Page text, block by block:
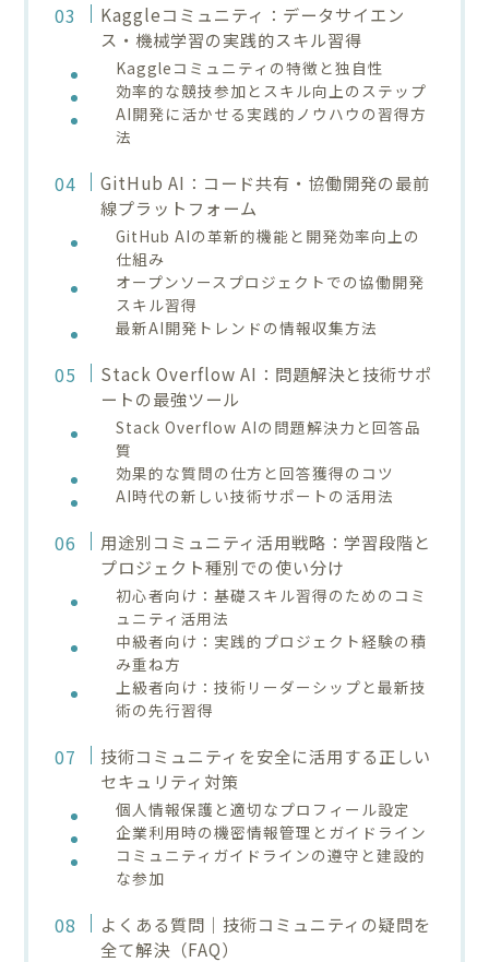
Kaggleコミュニティ：データサイエン
ス・機械学習の実践的スキル習得
Kaggleコミュニティの特徴と独自性
効率的な競技参加とスキル向上のステップ
AI開発に活かせる実践的ノウハウの習得方
法
GitHub AI：コード共有・協働開発の最前
線プラットフォーム
GitHub AIの革新的機能と開発効率向上の
仕組み
オープンソースプロジェクトでの協働開発
スキル習得
最新AI開発トレンドの情報収集方法
Stack Overflow AI：問題解決と技術サポ
ートの最強ツール
Stack Overflow AIの問題解決力と回答品
質
効果的な質問の仕方と回答獲得のコツ
AI時代の新しい技術サポートの活用法
用途別コミュニティ活用戦略：学習段階と
プロジェクト種別での使い分け
初心者向け：基礎スキル習得のためのコミ
ュニティ活用法
中級者向け：実践的プロジェクト経験の積
み重ね方
上級者向け：技術リーダーシップと最新技
術の先行習得
技術コミュニティを安全に活用する正しい
セキュリティ対策
個人情報保護と適切なプロフィール設定
企業利用時の機密情報管理とガイドライン
コミュニティガイドラインの遵守と建設的
な参加
よくある質問｜技術コミュニティの疑問を
全て解決（FAQ）